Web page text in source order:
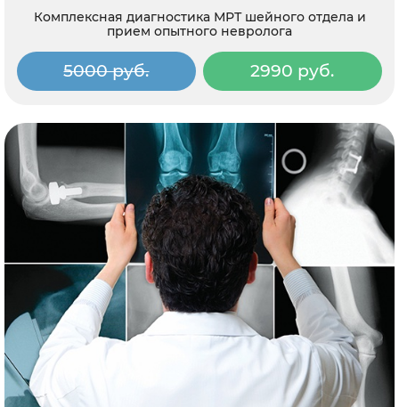
Комплексная диагностика МРТ шейного отдела и
прием опытного невролога
5000 руб. 2990 руб.